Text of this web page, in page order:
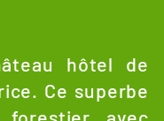
hôtel de
Ce superbe
avec